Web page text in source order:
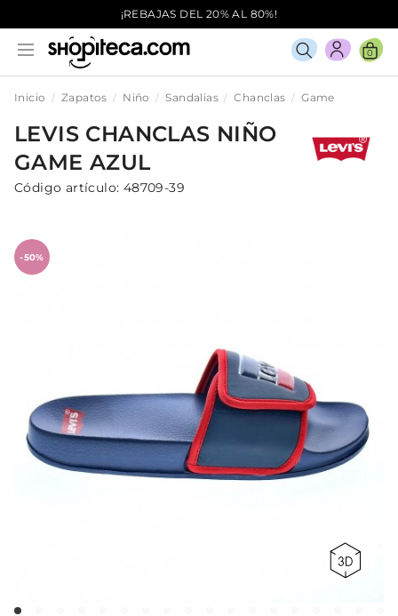
¡REBAJAS DEL 20% AL 80%!
0
Inicio Zapatos Niño Sandalias Chanclas Game
LEVIS CHANCLAS NIÑO
GAME AZUL
Código artículo: 48709-39
-50%